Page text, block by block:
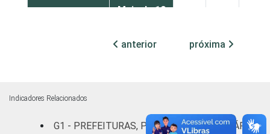
Mais de 10
100 mil
até 500
mil
52 41 7
anterior próxima
Indicadores Relacionados
G1 - PREFEITURAS, POR EXISTÊNCIA DE ÁREA